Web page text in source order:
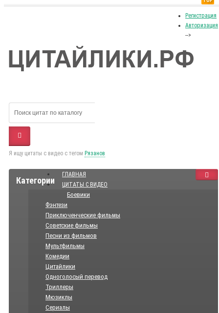
Регистрация
Авторизация
-->
Я ищу цитаты с видео с тегом Рязанов
Категории
ГЛАВНАЯ
ЦИТАТЫ С ВИДЕО
Боевики
Фэнтези
Приключенческие фильмы
Советские фильмы
Песни из фильмов
Мультфильмы
Комедии
Цитайлики
Одноголосый перевод
Триллеры
Мюзиклы
Сериалы